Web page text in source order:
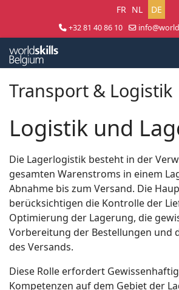
Sprache
FR NL DE
+32 81 40 86 10
Transport & Logistik
Logistik und
Die Lagerlogistik besteht in der
gesamten Warenstroms in einem
Abnahme bis zum Versand. Die
berücksichtigen die Kontrolle der
Optimierung der Lagerung, die
Vorbereitung der Bestellungen und
des Versands.
Diese Rolle erfordert
Kompetenzen auf dem Gebiet der